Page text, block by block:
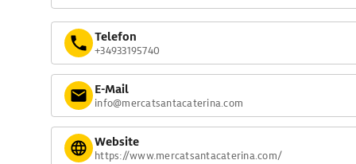
Telefon
+34933195740
E-Mail
info@mercatsantacaterina.com
Website
https://www.mercatsantacaterina.com/